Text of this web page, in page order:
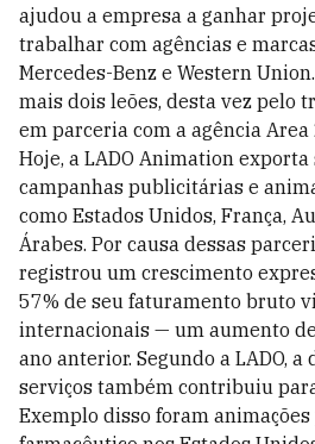
ajudou a empresa a ganhar
trabalhar com agências e
Mercedes-Benz e Western
mais dois leões, desta vez pelo
em parceria com a agência Area
Hoje, a LADO Animation
campanhas publicitárias e
como Estados Unidos, França,
Árabes. Por causa dessas
registrou um crescimento
57% de seu faturamento bruto
internacionais — um aumento
ano anterior. Segundo a LADO,
serviços também contribuiu
Exemplo disso foram